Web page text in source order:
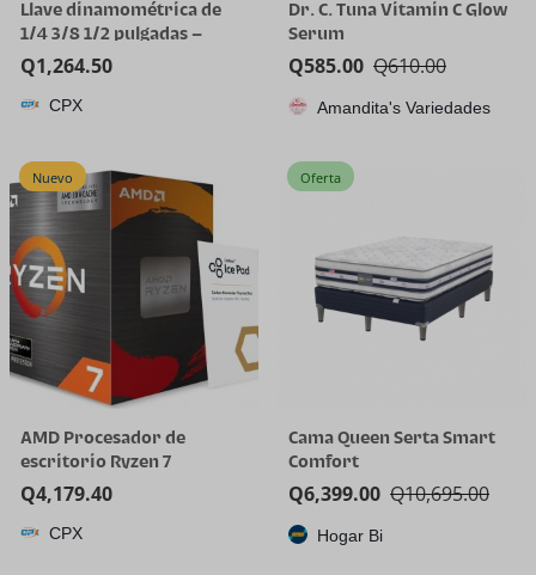
Llave dinamométrica de
1/4 3/8 1/2 pulgadas –
Juego de 3 llaves
dinamométricas de 20-240
pulgadas, 5-45 pies, 10-170
de doble dirección de 72
dientes
Q1,264.50
CPX
Dr. C. Tuna Vitamin C Glow
Serum
Q610.00
Q585.00
Amandita's Variedades
Nuevo
AMD Procesador de
escritorio Ryzen 7
5800X3D de 8 núcleos y 16
hilos con tecnología AMD
3D V-Cache
Q4,179.40
CPX
Oferta
Cama Queen Serta Smart
Comfort
Q10,695.00
Q6,399.00
Hogar Bi